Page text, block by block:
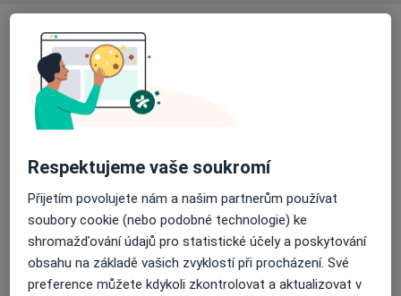
Služby
Diabetologia
Diabetologické konzultace
Dietní poradenství
Respektujeme vaše soukromí
Přijetím povolujete nám a našim partnerům používat
soubory cookie (nebo podobné technologie) ke
shromažďování údajů pro statistické účely a poskytování
obsahu na základě vašich zvyklostí při procházení. Své
preference můžete kdykoli zkontrolovat a aktualizovat v